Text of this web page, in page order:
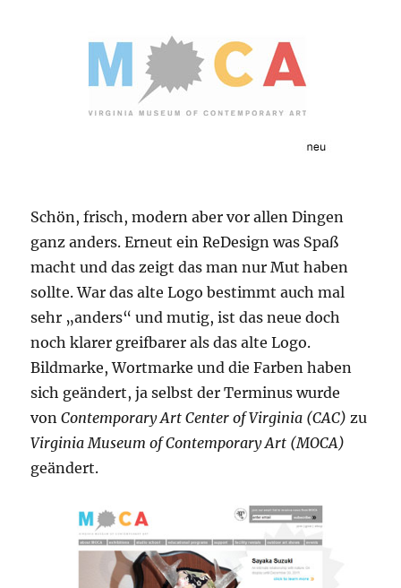
Schön, frisch, modern aber vor allen Dingen
ganz anders. Erneut ein ReDesign was Spaß
macht und das zeigt das man nur Mut haben
sollte. War das alte Logo bestimmt auch mal
sehr „anders“ und mutig, ist das neue doch
noch klarer greifbarer als das alte Logo.
Bildmarke, Wortmarke und die Farben haben
sich geändert, ja selbst der Terminus wurde
vonContemporary Art Center of Virginia (CAC) zu
Virginia Museum of Contemporary Art (MOCA)
geändert.